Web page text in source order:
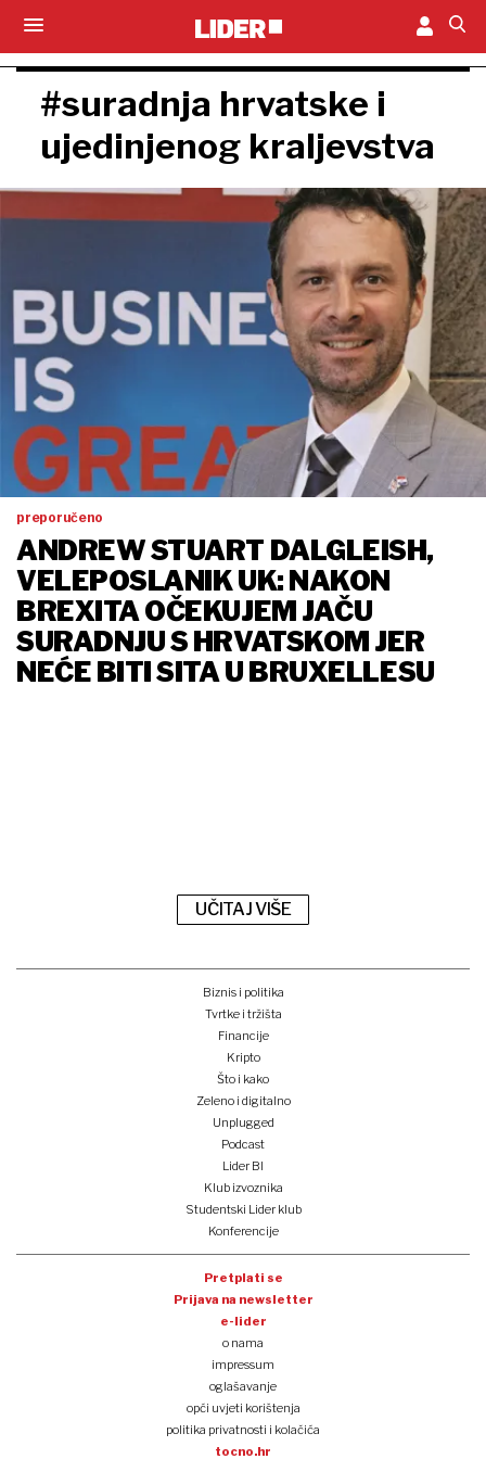
#suradnja hrvatske i
ujedinjenog kraljevstva
preporučeno
ANDREW STUART DALGLEISH,
VELEPOSLANIK UK: NAKON
BREXITA OČEKUJEM JAČU
SURADNJU S HRVATSKOM JER
NEĆE BITI SITA U BRUXELLESU
UČITAJ VIŠE
Biznis i politika
Tvrtke i tržišta
Financije
Kripto
Što i kako
Zeleno i digitalno
Unplugged
Podcast
Lider BI
Klub izvoznika
Studentski Lider klub
Konferencije
Pretplati se
Prijava na newsletter
e-lider
o nama
impressum
oglašavanje
opći uvjeti korištenja
politika privatnosti i kolačića
tocno.hr